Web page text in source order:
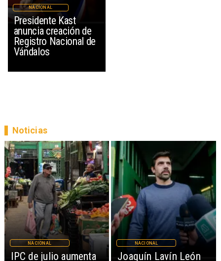
Presidente Kast
anuncia creación de
Registro Nacional de
Vándalos
NACIONAL
IPC de julio aumenta
NACIONAL
Joaquín Lavín León
NACIONAL
Noticias